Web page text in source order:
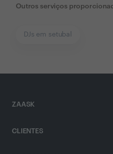
Outros serviços
DJs em setubal
ZAASK
CLIENTES